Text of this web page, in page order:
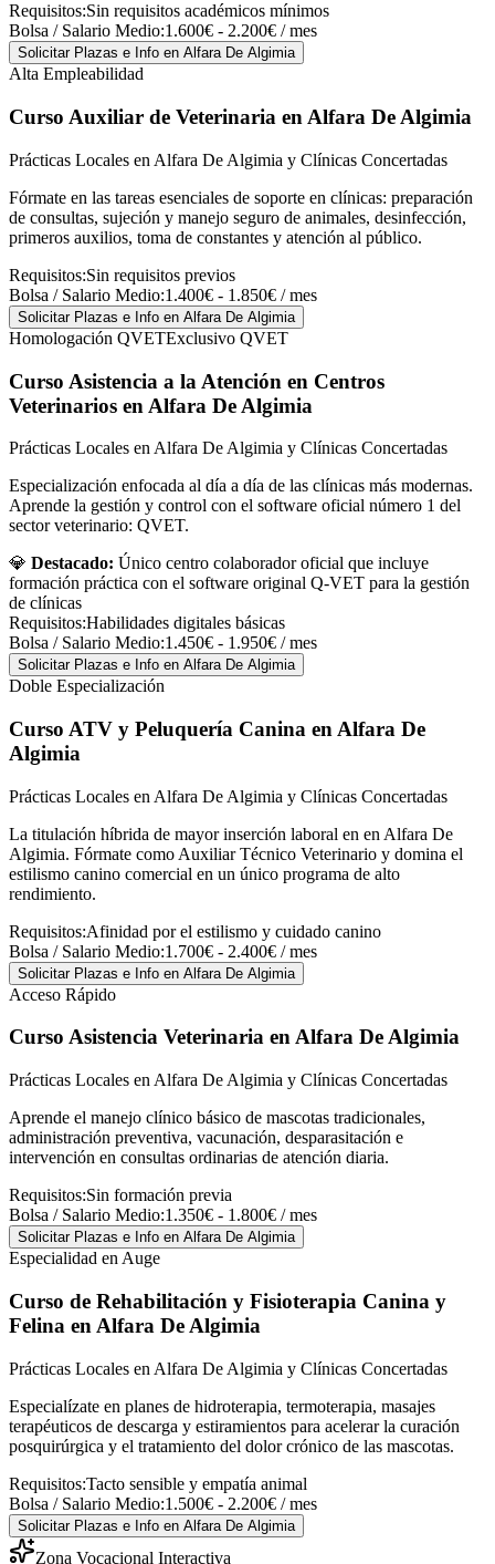
Requisitos:Sin requisitos académicos mínimos
Bolsa / Salario Medio:1.600€ - 2.200€ / mes
Solicitar Plazas e Info en Alfara De Algimia
Alta Empleabilidad
Curso Auxiliar de Veterinaria en Alfara De Algimia
Prácticas Locales en Alfara De Algimia y Clínicas Concertadas
Fórmate en las tareas esenciales de soporte en clínicas: preparación
de consultas, sujeción y manejo seguro de animales, desinfección,
primeros auxilios, toma de constantes y atención al público.
Requisitos:Sin requisitos previos
Bolsa / Salario Medio:1.400€ - 1.850€ / mes
Solicitar Plazas e Info en Alfara De Algimia
Homologación QVETExclusivo QVET
Curso Asistencia a la Atención en Centros
Veterinarios en Alfara De Algimia
Prácticas Locales en Alfara De Algimia y Clínicas Concertadas
Especialización enfocada al día a día de las clínicas más modernas.
Aprende la gestión y control con el software oficial número 1 del
sector veterinario: QVET.
💎 Destacado: Único centro colaborador oficial que incluye
formación práctica con el software original Q-VET para la gestión
de clínicas
Requisitos:Habilidades digitales básicas
Bolsa / Salario Medio:1.450€ - 1.950€ / mes
Solicitar Plazas e Info en Alfara De Algimia
Doble Especialización
Curso ATV y Peluquería Canina en Alfara De
Algimia
Prácticas Locales en Alfara De Algimia y Clínicas Concertadas
La titulación híbrida de mayor inserción laboral en en Alfara De
Algimia. Fórmate como Auxiliar Técnico Veterinario y domina el
estilismo canino comercial en un único programa de alto
rendimiento.
Requisitos:Afinidad por el estilismo y cuidado canino
Bolsa / Salario Medio:1.700€ - 2.400€ / mes
Solicitar Plazas e Info en Alfara De Algimia
Acceso Rápido
Curso Asistencia Veterinaria en Alfara De Algimia
Prácticas Locales en Alfara De Algimia y Clínicas Concertadas
Aprende el manejo clínico básico de mascotas tradicionales,
administración preventiva, vacunación, desparasitación e
intervención en consultas ordinarias de atención diaria.
Requisitos:Sin formación previa
Bolsa / Salario Medio:1.350€ - 1.800€ / mes
Solicitar Plazas e Info en Alfara De Algimia
Especialidad en Auge
Curso de Rehabilitación y Fisioterapia Canina y
Felina en Alfara De Algimia
Prácticas Locales en Alfara De Algimia y Clínicas Concertadas
Especialízate en planes de hidroterapia, termoterapia, masajes
terapéuticos de descarga y estiramientos para acelerar la curación
posquirúrgica y el tratamiento del dolor crónico de las mascotas.
Requisitos:Tacto sensible y empatía animal
Bolsa / Salario Medio:1.500€ - 2.200€ / mes
Solicitar Plazas e Info en Alfara De Algimia
Zona Vocacional Interactiva